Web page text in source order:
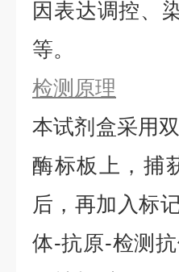
因表达调控、
等。
检测原理
本试剂盒采用
酶标板上，捕
后，再加入标
体-抗原-检测